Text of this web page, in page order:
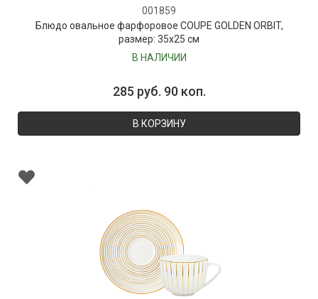
001859
Блюдо овальное фарфоровое COUPE GOLDEN ORBIT,
размер: 35х25 см
В НАЛИЧИИ
285 руб. 90 коп.
В КОРЗИНУ